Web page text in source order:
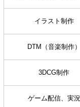
イラスト制作
DTM（音楽制作）
3DCG制作
ゲーム配信、実況